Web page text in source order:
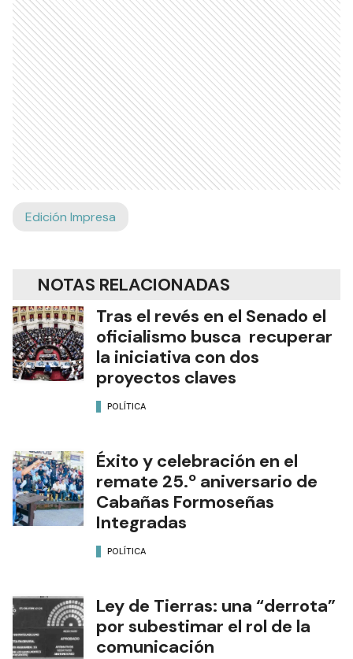
Edición Impresa
NOTAS RELACIONADAS
Tras el revés en el Senado el
oficialismo busca recuperar
la iniciativa con dos
proyectos claves
POLÍTICA
Éxito y celebración en el
remate 25.º aniversario de
Cabañas Formoseñas
Integradas
POLÍTICA
Ley de Tierras: una “derrota”
por subestimar el rol de la
comunicación